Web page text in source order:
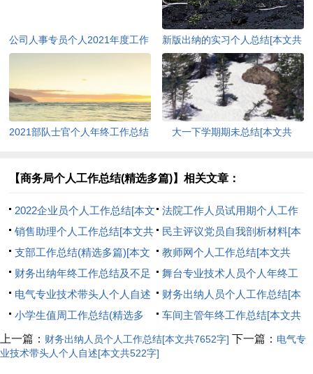
公司人事专员个人2021年度工作
新版出纳的实习个人总结[本文共
6261字]
2021部队士官个人年终工作总结
大一下学期期未总结[本文共
【商务局个人工作总结(精选多篇)】相关文章：
2022企业员个人工作总结[本文
共5663字]
法院工作人员试用期个人工作
总结[本文共560字]
销售助理个人工作总结[本文共
5688字]
民主评议党员自我剖析材料[本
文共1567字]
支部工作总结(精选多篇)[本文
共11301字]
教师网个人工作总结[本文共
5554字]
财务出纳年终工作总结及不足
之处[本文共5205字]
舞台专业技术人员个人年终工
作总结(精选多篇)[本文共5556
字]
电气专业技术带头人个人自述
[本文共522字]
财务出纳人员个人工作总结[本
文共7652字]
小学生值周工作总结(精选多
篇)[本文共4201字]
车间主管年终工作总结[本文共
8070字]
上一篇： 财务出纳人员个人工作总结[本文共7652字] 下一篇： 电气专
业技术带头人个人自述[本文共522字]